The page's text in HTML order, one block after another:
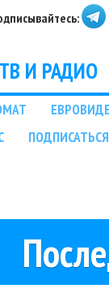
ТВ И РАДИО
ПОДПИСАТЬСЯ